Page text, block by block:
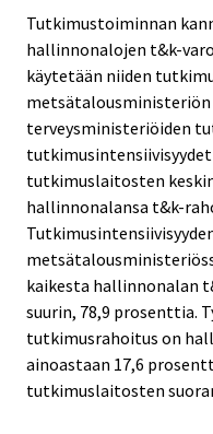
Tutkimustoiminnan
hallinnonalojen t&k-
käytetään niiden
metsätalousministeriön
terveysministeriöiden
tutkimuslaitosten
hallinnonalansa t&k-
kaikesta hallinnonalan
suurin, 78,9 prosenttia.
tutkimusrahoitus on
ainoastaan 17,6
tutkimuslaitosten